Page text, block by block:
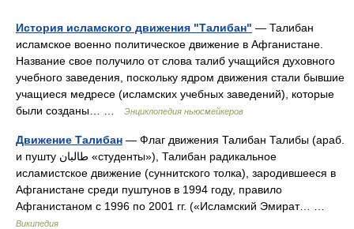
История исламского движения "Талибан" — Талибан
исламское военно политическое движение в Афганистане.
Название свое получило от слова талиб учащийся духовного
учебного заведения, поскольку ядром движения стали бывшие
учащиеся медресе (исламских учебных заведений), которые
были созданы… …
Энциклопедия ньюсмейкеров
Движение Талибан — Флаг движения Талибан Талибы (араб.
‎‎и пушту طالبان «студенты»), Талибан радикальное
исламистское движение (суннитского толка), зародившееся в
Афганистане среди пуштунов в 1994 году, правило
Афганистаном с 1996 по 2001 гг. («Исламский Эмират… …
Википедия